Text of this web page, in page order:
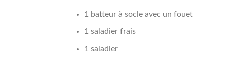
1 batteur à socle avec un fouet
1 saladier frais
1 saladier